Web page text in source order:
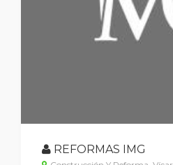
REFORMAS IMG